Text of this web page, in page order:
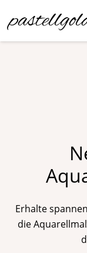
Erhalte
die